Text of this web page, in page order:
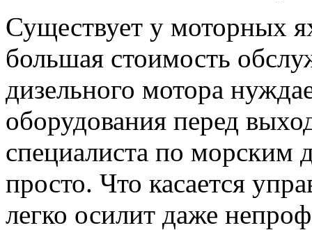
Существует у моторных
большая стоимость
дизельного мотора
оборудования перед
специалиста по морским
просто. Что касается
легко осилит даже